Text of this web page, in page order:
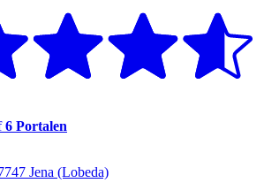
6 Portalen
Jena (Lobeda)